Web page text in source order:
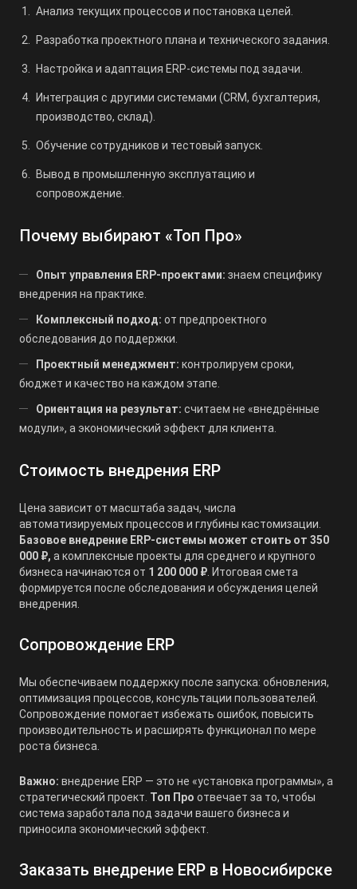
Анализ текущих процессов и постановка целей.
Разработка проектного плана и технического задания.
Настройка и адаптация ERP-системы под задачи.
Интеграция с другими системами (CRM, бухгалтерия,
производство, склад).
Обучение сотрудников и тестовый запуск.
Вывод в промышленную эксплуатацию и
сопровождение.
Почему выбирают «Топ Про»
Опыт управления ERP-проектами: знаем специфику
внедрения на практике.
Комплексный подход: от предпроектного
обследования до поддержки.
Проектный менеджмент: контролируем сроки,
бюджет и качество на каждом этапе.
Ориентация на результат: считаем не «внедрённые
модули», а экономический эффект для клиента.
Стоимость внедрения ERP
Цена зависит от масштаба задач, числа
автоматизируемых процессов и глубины кастомизации.
Базовое внедрение ERP-системы может стоить от 350
000 ₽, а комплексные проекты для среднего и крупного
бизнеса начинаются от 1 200 000 ₽ . Итоговая смета
формируется после обследования и обсуждения целей
внедрения.
Сопровождение ERP
Мы обеспечиваем поддержку после запуска: обновления,
оптимизация процессов, консультации пользователей.
Сопровождение помогает избежать ошибок, повысить
производительность и расширять функционал по мере
роста бизнеса.
Важно: внедрение ERP — это не «установка программы», а
стратегический проект. Топ Про отвечает за то, чтобы
система заработала под задачи вашего бизнеса и
приносила экономический эффект.
Заказать внедрение ERP в Новосибирске